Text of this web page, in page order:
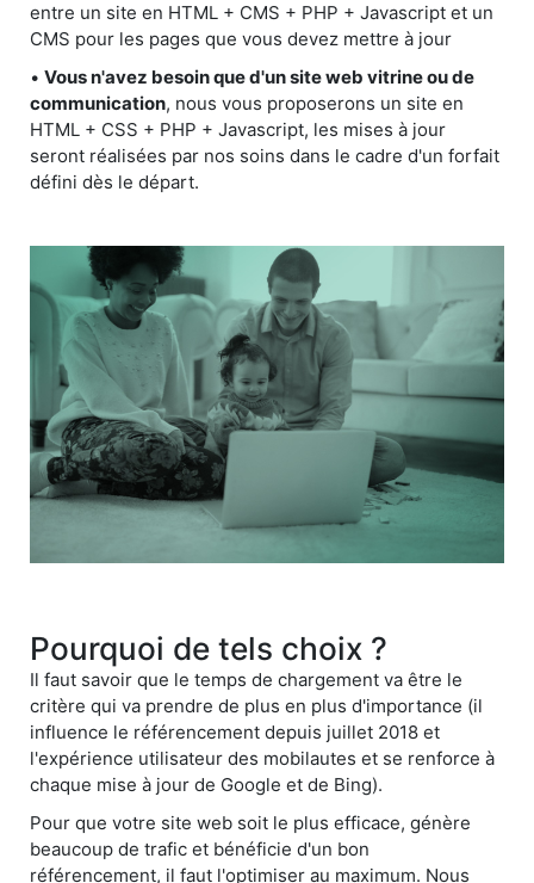
entre un site en HTML + CMS + PHP + Javascript et un
CMS pour les pages que vous devez mettre à jour
• Vous n'avez besoin que d'un site web vitrine ou de
communication, nous vous proposerons un site en
HTML + CSS + PHP + Javascript, les mises à jour
seront réalisées par nos soins dans le cadre d'un forfait
défini dès le départ.
Pourquoi de tels choix ?
Il faut savoir que le temps de chargement va être le
critère qui va prendre de plus en plus d'importance (il
influence le référencement depuis juillet 2018 et
l'expérience utilisateur des mobilautes et se renforce à
chaque mise à jour de Google et de Bing).
Pour que votre site web soit le plus efficace, génère
beaucoup de trafic et bénéficie d'un bon
référencement, il faut l'optimiser au maximum. Nous